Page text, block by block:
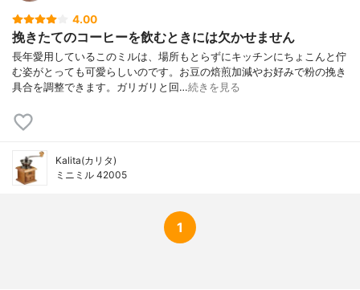
4.00
挽きたてのコーヒーを飲むときには欠かせません
長年愛用しているこのミルは、場所もとらずにキッチンにちょこんと佇
む姿がとっても可愛らしいのです。お豆の焙煎加減やお好みで粉の挽き
具合を調整できます。ガリガリと回…続きを見る
Kalita(カリタ)
ミニミル 42005
1